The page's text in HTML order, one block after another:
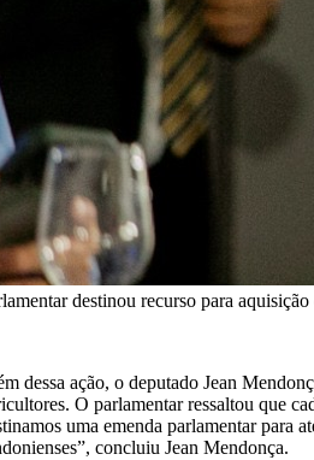
destinou recurso para
dessa ação, o deputado Jean
O parlamentar ressaltou que
uma emenda parlamentar para
concluiu Jean Mendonça.